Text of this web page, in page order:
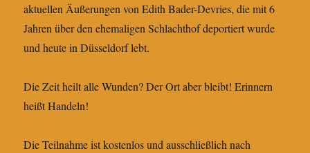
aktuellen Äußerungen von Edith Bader-Devries, die mit 6
Jahren über den ehemaligen Schlachthof deportiert wurde
und heute in Düsseldorf lebt.
Die Zeit heilt alle Wunden? Der Ort aber bleibt! Erinnern
heißt Handeln!
Die Teilnahme ist kostenlos und ausschließlich nach